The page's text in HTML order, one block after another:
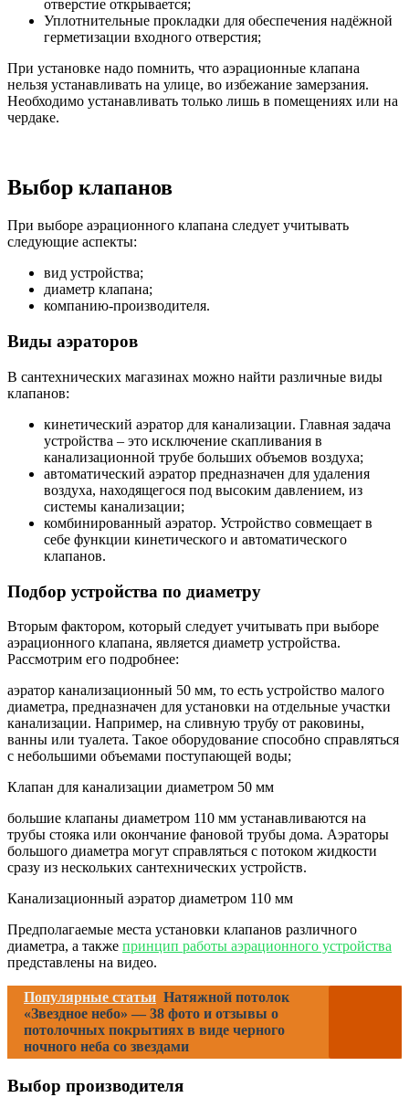
отверстие открывается;
Уплотнительные прокладки для обеспечения надёжной
герметизации входного отверстия;
При установке надо помнить, что аэрационные клапана
нельзя устанавливать на улице, во избежание замерзания.
Необходимо устанавливать только лишь в помещениях или на
чердаке.
Выбор клапанов
При выборе аэрационного клапана следует учитывать
следующие аспекты:
вид устройства;
диаметр клапана;
компанию-производителя.
Виды аэраторов
В сантехнических магазинах можно найти различные виды
клапанов:
кинетический аэратор для канализации. Главная задача
устройства – это исключение скапливания в
канализационной трубе больших объемов воздуха;
автоматический аэратор предназначен для удаления
воздуха, находящегося под высоким давлением, из
системы канализации;
комбинированный аэратор. Устройство совмещает в
себе функции кинетического и автоматического
клапанов.
Подбор устройства по диаметру
Вторым фактором, который следует учитывать при выборе
аэрационного клапана, является диаметр устройства.
Рассмотрим его подробнее:
аэратор канализационный 50 мм, то есть устройство малого
диаметра, предназначен для установки на отдельные участки
канализации. Например, на сливную трубу от раковины,
ванны или туалета. Такое оборудование способно справляться
с небольшими объемами поступающей воды;
Клапан для канализации диаметром 50 мм
большие клапаны диаметром 110 мм устанавливаются на
трубы стояка или окончание фановой трубы дома. Аэраторы
большого диаметра могут справляться с потоком жидкости
сразу из нескольких сантехнических устройств.
Канализационный аэратор диаметром 110 мм
Предполагаемые места установки клапанов различного
диаметра, а также принцип работы аэрационного устройства
представлены на видео.
Популярные статьи Натяжной потолок
«Звездное небо» — 38 фото и отзывы о
потолочных покрытиях в виде черного
ночного неба со звездами
Выбор производителя